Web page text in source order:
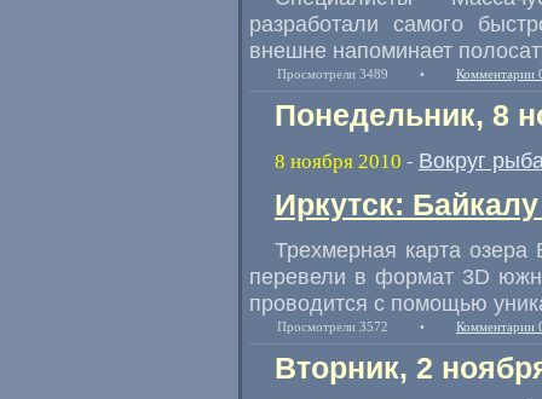
разработали самого
внешне напоминает
Просмотрели 3489 • Комментарии
Понедельник, 8
8 ноября 2010 - Вокруг
Иркутск:
Трехмерная карта
перевели в формат 3D
проводится с помощью
Просмотрели 3572 • Комментарии
Вторник, 2